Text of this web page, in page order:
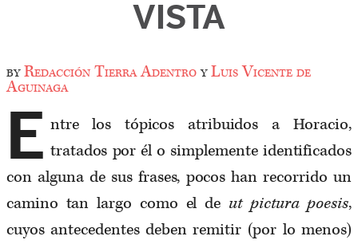
VISTA
byRedacción Tierra AdentroyLuis Vicente de
Aguinaga
E ntre los tópicos atribuidos a Horacio,
tratados por él o simplemente identificados
con alguna de sus frases, pocos han recorrido un
camino tan largo como el de ut pictura poesis,
cuyos antecedentes deben remitir (por lo menos)